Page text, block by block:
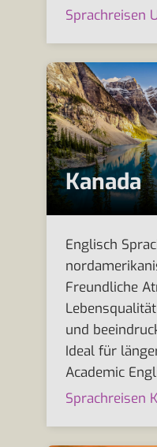
Sprachreisen
Kanada
Englisch
Freundliche
und
Ideal für
Academic
Sprachreisen